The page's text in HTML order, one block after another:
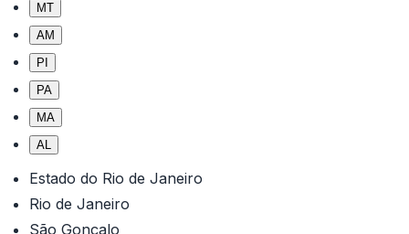
MT
AM
PI
PA
MA
AL
Estado do Rio de Janeiro
Rio de Janeiro
São Gonçalo